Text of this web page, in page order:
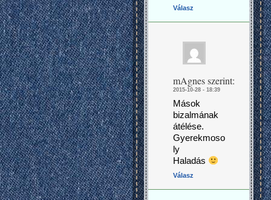
Válasz
mAgnes szerint:
2015-10-28 - 18:39
Mások
bizalmának
átélése.
Gyerekmoso
ly
Haladás
Válasz